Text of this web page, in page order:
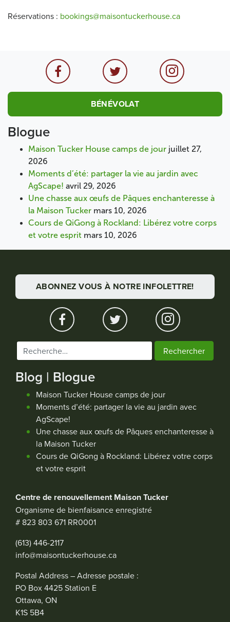
Réservations : bookings@maisontuckerhouse.ca
BÉNÉVOLAT
Blogue
Maison Tucker House camps de jour juillet 27,
2026
Moments d’été: partager la vie au jardin avec
AgScape! avril 29, 2026
Une chasse aux œufs de Pâques enchanteresse à
la Maison Tucker mars 10, 2026
Cours de QiGong à Rockland: Libérez votre corps
et votre esprit mars 10, 2026
ABONNEZ VOUS À NOTRE INFOLETTRE!
Rechercher :
Blog | Blogue
Maison Tucker House camps de jour
Moments d’été: partager la vie au jardin avec
AgScape!
Une chasse aux œufs de Pâques enchanteresse à
la Maison Tucker
Cours de QiGong à Rockland: Libérez votre corps
et votre esprit
Centre de renouvellement Maison Tucker
Organisme de bienfaisance enregistré
# 823 803 671 RR0001
(613) 446-2117
info@maisontuckerhouse.ca
Postal Address – Adresse postale :
PO Box 4425 Station E
Ottawa, ON
K1S 5B4